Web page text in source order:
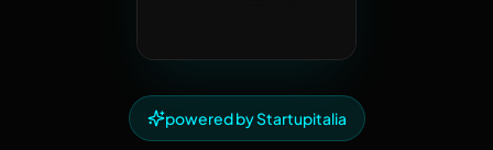
powered by Startupitalia